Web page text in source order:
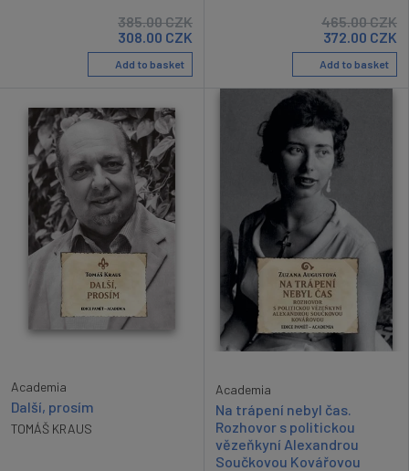
385.00CZK
308.00 CZK
Add to basket
465.00CZK
372.00 CZK
Add to basket
Academia
Další, prosím
TOMÁŠ KRAUS
Academia
Na trápení nebyl čas.
Rozhovor s politickou
vězeňkyní Alexandrou
Součkovou Kovářovou